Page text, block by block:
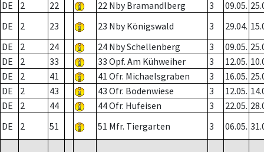
DE
2 22 22 Nby Bramandlberg 3 09.05.
DE
2 23 23 Nby Königswald 3 29.04.
DE
2 24 24 Nby Schellenberg 3 09.05.
DE
2 33 33 Opf. Am Kühweiher 3 12.05.
DE
2 41 41 Ofr. Michaelsgraben 3 16.05.
DE
2 43 43 Ofr. Bodenwiese 3 12.05.
DE
2 44 44 Ofr. Hufeisen 3 22.05.
DE
2 51 51 Mfr. Tiergarten 3 06.05.